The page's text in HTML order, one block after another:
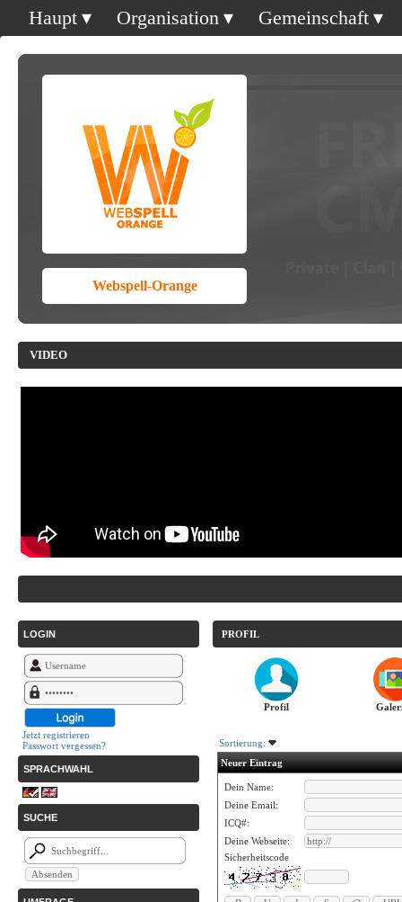
Haupt Organisation Gemeinschaft
Webspell-Orange
VIDEO
LOGIN
Jetzt registrieren
Passwort vergessen?
SPRACHWAHL
SUCHE
PROFIL
Profil
Sortierung:
Neuer Eintrag
Dein Name:
Deine Email:
ICQ#:
Deine Webseite:
Sicherheitscode